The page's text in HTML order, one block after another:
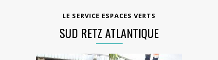
LE SERVICE ESPACES VERTS
SUD RETZ ATLANTIQUE